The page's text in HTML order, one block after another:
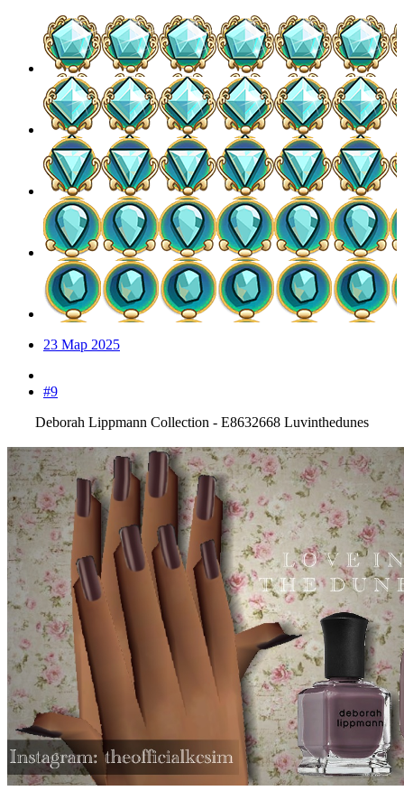
23 Мар 2025
#9
Deborah Lippmann Collection - E8632668 Luvinthedunes